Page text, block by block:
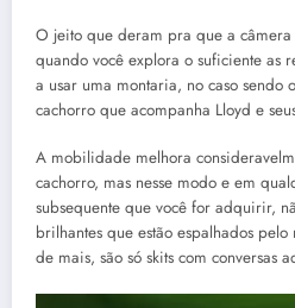
O jeito que deram pra que a câmera
quando você explora o suficiente as
a usar uma montaria, no caso sendo
cachorro que acompanha Lloyd e
A mobilidade melhora
cachorro, mas nesse modo e em
subsequente que você for adquirir,
brilhantes que estão espalhados
de mais, são só skits com conversas